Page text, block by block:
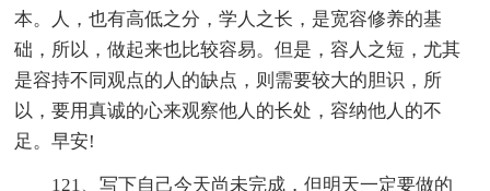
本。人，也有高低之分，学人之长，是宽容修养的基
础，所以，做起来也比较容易。但是，容人之短，尤其
是容持不同观点的人的缺点，则需要较大的胆识，所
以，要用真诚的心来观察他人的长处，容纳他人的不
足。早安!
121、写下自己今天尚未完成，但明天一定要做的